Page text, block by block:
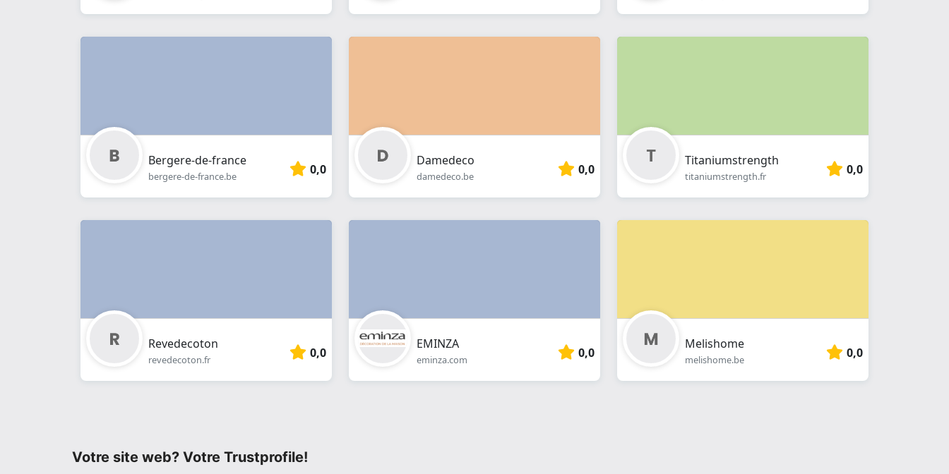
Bergere-de-france
bergere-de-france.be 0,0
Damedeco
damedeco.be 0,0
Titaniumstrength
titaniumstrength.fr 0,0
Revedecoton
revedecoton.fr 0,0
EMINZA
eminza.com 0,0
Melishome
melishome.be 0,0
Votre site web? Votre Trustprofile!